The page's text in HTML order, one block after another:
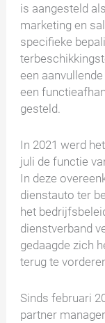
is aangesteld
marketing en
specifieke
een
een
gesteld.
In 2021 werd
juli de functie
In deze
dienstauto ter
het
dienstverband
gedaagde zich
terug te
Sinds februari
partner